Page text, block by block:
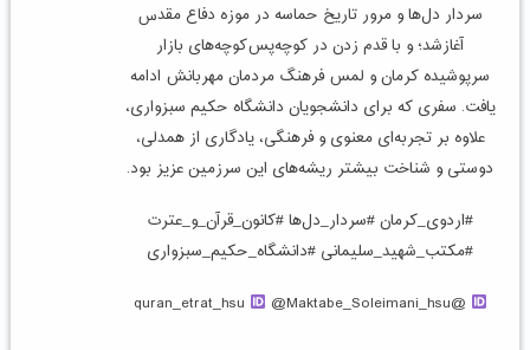
سردار دل‌ها و مرور تاریخ حماسه در موزه دفاع مقدس
آغازشد؛ و با قدم زدن در کوچه‌پس‌کوچه‌های بازار
سرپوشیده کرمان و لمس فرهنگ مردمان مهربانش ادامه
یافت. سفری که برای دانشجویان دانشگاه حکیم سبزواری،
علاوه بر تجربه‌ای معنوی و فرهنگی، یادگاری از همدلی،
دوستی و شناخت بیشتر ریشه‌های این سرزمین عزیز بود.
#اردوی_کرمان #سردار_دل‌ها #کانون_قرآن_و_عترت
#مکتب_شهید_سلیمانی #دانشگاه_حکیم_سبزواری
@quran_etrat_hsu
@Maktabe_Soleimani_hsu